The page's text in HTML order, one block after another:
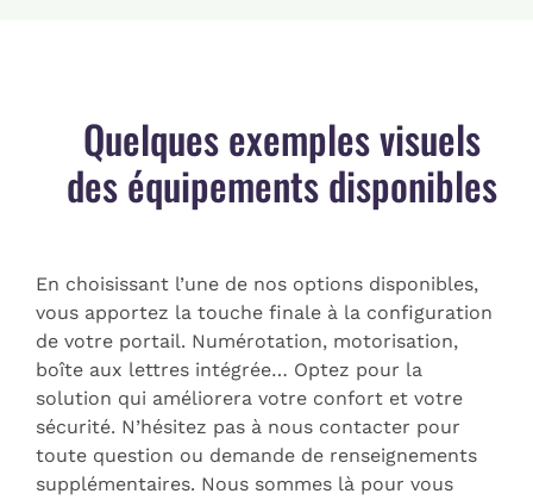
Quelques exemples visuels
des équipements disponibles
En choisissant l’une de nos options disponibles,
vous apportez la touche finale à la configuration
de votre portail. Numérotation, motorisation,
boîte aux lettres intégrée… Optez pour la
solution qui améliorera votre confort et votre
sécurité. N’hésitez pas à nous contacter pour
toute question ou demande de renseignements
supplémentaires. Nous sommes là pour vous